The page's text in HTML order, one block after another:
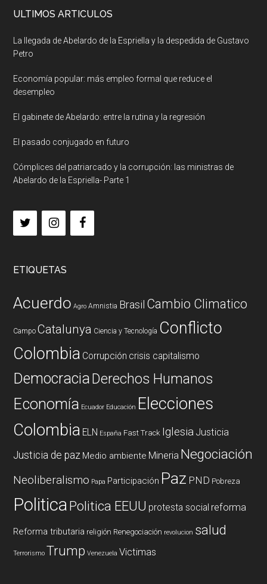
ULTIMOS ARTICULOS
La llegada de Abelardo de la Espriella y la despedida de Gustavo
Petro
Economía popular: más empleo formal que reduce el
desempleo
El gabinete de Abelardo: entre la rutina y la regresión
El pasado conjugado en futuro
Cómplices del patriarcado y la corrupción: las ministras de
Abelardo de la Espriella- Parte 1
ETIQUETAS
Acuerdo Agro Amnistia Brasil Cambio Climatico
Campo Catalunya Ciencia y Tecnología Conflicto
Colombia Corrupción crisis capitalismo
DemocraciaDerechos Humanos
Economía Ecuador Educación Elecciones
Colombia ELN España Fast Track Iglesia Justicia
Justicia de paz Medio ambiente Mineria Negociación
Neoliberalismo Papa Participación Paz PND Pobreza
PoliticaPolitica EEUU protesta social reforma
Reforma tributaria religión Renegociación revolucion salud
Terrorismo Trump Venezuela Victimas